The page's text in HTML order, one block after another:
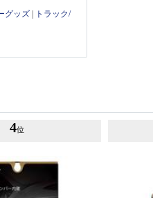
グッズ
トラック/
4位